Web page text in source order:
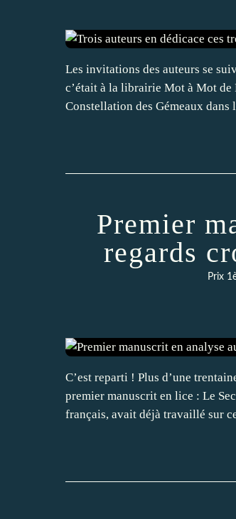
Les invitations des auteurs se
c’était à la librairie Mot à Mot de
Constellation des Gémeaux dans
Premier
regards
Prix
C’est reparti ! Plus d’une
premier manuscrit en lice : Le
français, avait déjà travaillé sur